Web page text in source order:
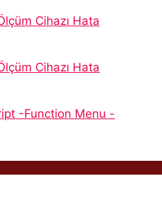
Cihazı Hata
Cihazı Hata
-Function Menu -